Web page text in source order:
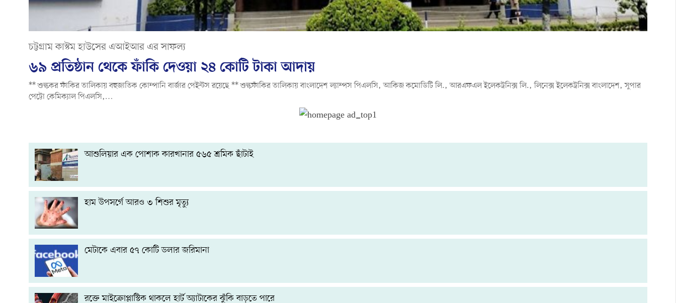
চট্টগ্রাম কাস্টম হাউসের এআইআর এর সাফল্য
৬৯ প্রতিষ্ঠান থেকে ফাঁকি দেওয়া ২৪ কোটি টাকা আদায়
** শুল্ককর ফাঁকির তালিকায় বহুজাতিক কোম্পানি বার্জার পেইন্টস রয়েছে ** শুল্কফাঁকির তালিকায় বাংলাদেশ ল্যাম্পস পিএলসি, আকিজ কমোডিটি লি., আরএফএল ইলেকট্রনিক্স লি., লিনেক্স ইলেকট্রনিক্স বাংলাদেশ, সুপার
পেট্টো কেমিক্যাল পিএলসি,…
আশুলিয়ার এক পোশাক কারখানার ৫৬৫ শ্রমিক ছাঁটাই
হাম উপসর্গে আরও ৩ শিশুর মৃত্যু
মেটাকে এবার ৫৭ কোটি ডলার জরিমানা
রক্তে মাইক্রোপ্লাস্টিক থাকলে হার্ট অ্যাটাকের ঝুঁকি বাড়তে পারে